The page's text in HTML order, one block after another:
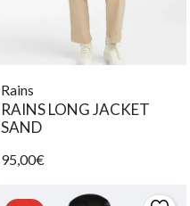
Rains
RAINS LONG JACKET
SAND
95,00€